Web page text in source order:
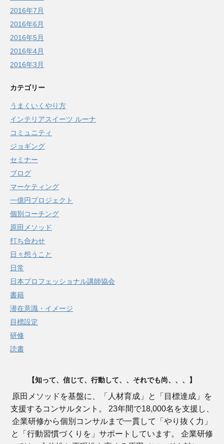
2016年7月
2016年6月
2016年5月
2016年4月
2016年3月
カテゴリー
うまくいくやり方
インテリアスイーツ ルーナ
コミュニティ
ジョギング
セミナー
ブログ
マーケティング
一億円プロジェクト
個別コーチング
原田メソッド
打ち合わせ
日々想うこと
日常
日本プロフェッショナル講師協会
書籍
潜在意識・イメージ
目標設定
研修
読書
【知って、信じて、行動して、、それでも尚、、、】
原田メソッドを基盤に、「人材育成」と「目標達成」を
支援するコンサルタント。 23年間で18,000名を支援し、
企業研修から個別コンサルまで一貫して「やり抜く力」
と「行動習慣づくりを」サポートしています。 企業研修